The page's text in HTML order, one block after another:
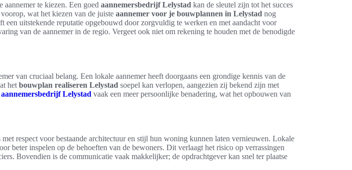
te kiezen. Een goed aannemersbedrijf Lelystad kan de sleutel zijn tot het succes
wat het kiezen van de juiste aannemer voor je bouwplannen in Lelystad nog
een uitstekende reputatie opgebouwd door zorgvuldig te werken en met aandacht voor
van de aannemer in de regio. Vergeet ook niet om rekening te houden met de benodigde
van cruciaal belang. Een lokale aannemer heeft doorgaans een grondige kennis van de
het bouwplan realiseren Lelystad soepel kan verlopen, aangezien zij bekend zijn met
aannemersbedrijf Lelystad vaak een meer persoonlijke benadering, wat het opbouwen van
respect voor bestaande architectuur en stijl hun woning kunnen laten vernieuwen. Lokale
beter inspelen op de behoeften van de bewoners. Dit verlaagt het risico op verrassingen
Bovendien is de communicatie vaak makkelijker; de opdrachtgever kan snel ter plaatse